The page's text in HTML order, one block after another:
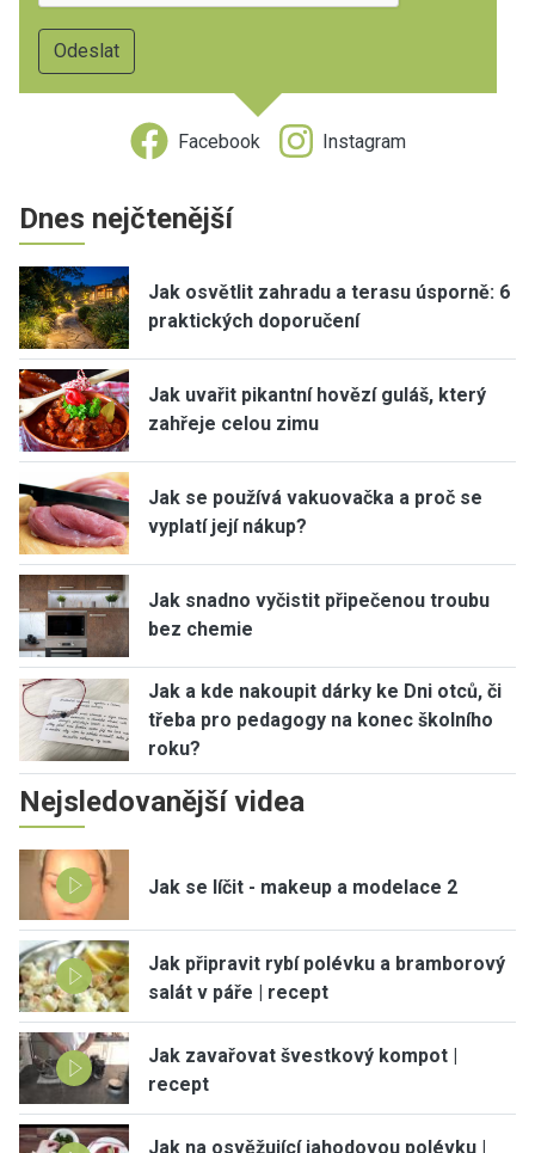
Facebook Instagram
Dnes nejčtenější
Jak osvětlit zahradu a terasu úsporně: 6
praktických doporučení
Jak uvařit pikantní hovězí guláš, který
zahřeje celou zimu
Jak se používá vakuovačka a proč se
vyplatí její nákup?
Jak snadno vyčistit připečenou troubu
bez chemie
Jak a kde nakoupit dárky ke Dni otců, či
třeba pro pedagogy na konec školního
roku?
Nejsledovanější videa
Jak se líčit - makeup a modelace 2
Jak připravit rybí polévku a bramborový
salát v páře | recept
Jak zavařovat švestkový kompot |
recept
Jak na osvěžující jahodovou polévku |